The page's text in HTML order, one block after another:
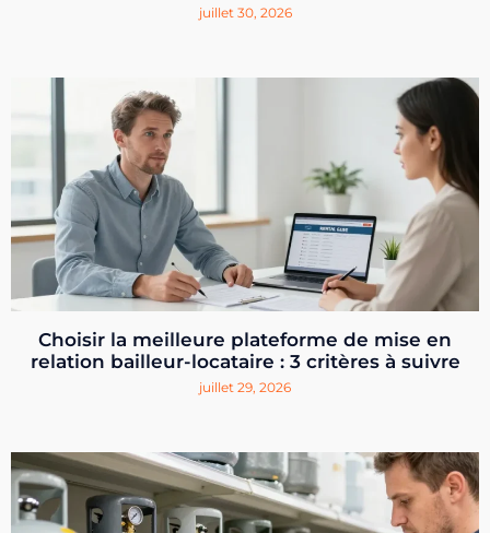
juillet 30, 2026
Choisir la meilleure plateforme de mise en
relation bailleur-locataire : 3 critères à suivre
juillet 29, 2026